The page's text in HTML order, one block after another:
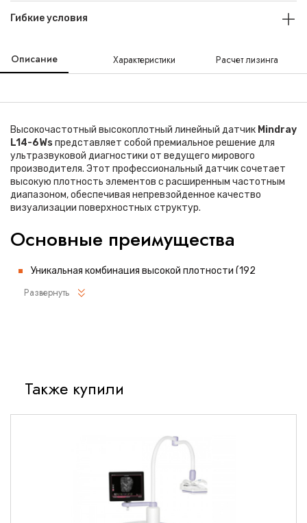
Гибкие условия
Описание Характеристики Расчет лизинга
Высокочастотный высокоплотный линейный датчик Mindray
L14-6Ws представляет собой премиальное решение для
ультразвуковой диагностики от ведущего мирового
производителя. Этот профессиональный датчик сочетает
высокую плотность элементов с расширенным частотным
диапазоном, обеспечивая непревзойденное качество
визуализации поверхностных структур.
Основные преимущества
Уникальная комбинация высокой плотности (192
Resona и DC
Технические характеристики
Параметры сканирования
Частотный диапазон: 6-14 МГц (расширяемый до 18 МГц в
Развернуть
Также купили